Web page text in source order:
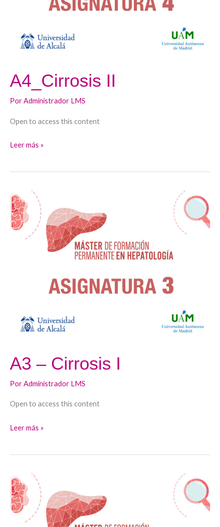
A4_Cirrosis II
PorAdministrador LMS
Open to access this content
Leer más »
A3 – Cirrosis I
PorAdministrador LMS
Open to access this content
A3
–
Cirrosis
Leer más »
A2
–
Enfermedad
Hepática